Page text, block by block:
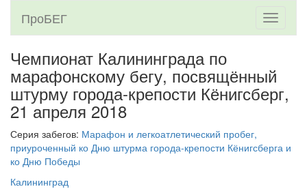
Toggle
ПроБЕГ
Чемпионат Калининграда по
марафонскому бегу, посвящённый
штурму города-крепости Кёнигсберг,
21 апреля 2018
Серия забегов: Марафон и легкоатлетический пробег,
приуроченный ко Дню штурма города-крепости Кёнигсберга и
ко Дню Победы
Калининград